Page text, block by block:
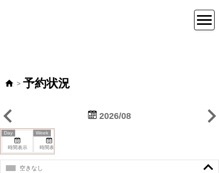
> 予約状況
2026/08
時間表示
Day
時間表示
Week
空きなし